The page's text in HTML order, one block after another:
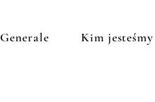
Generale Kim jesteśmy